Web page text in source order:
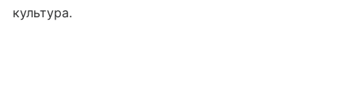
культура.